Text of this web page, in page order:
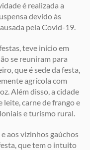
é realizada a
devido às
pela Covid-19.
teve início em
se reuniram para
que é sede da festa,
agrícola com
Além disso, a cidade
leite, carne de frango e
e turismo rural.
aos vizinhos gaúchos
que tem o intuito